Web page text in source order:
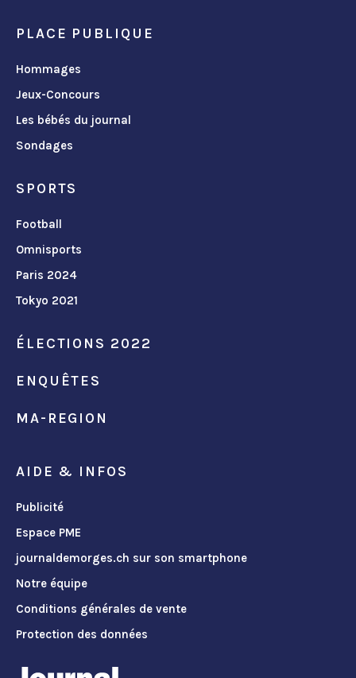
PLACE PUBLIQUE
Hommages
Jeux-Concours
Les bébés du journal
Sondages
SPORTS
Football
Omnisports
Paris 2024
Tokyo 2021
ÉLECTIONS 2022
ENQUÊTES
MA-REGION
AIDE & INFOS
Publicité
Espace PME
journaldemorges.ch sur son smartphone
Notre équipe
Conditions générales de vente
Protection des données